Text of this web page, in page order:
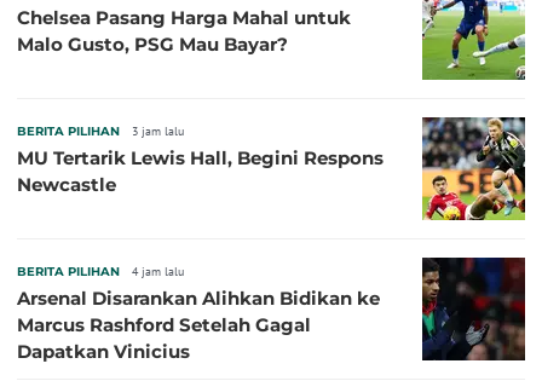
Chelsea Pasang Harga Mahal untuk
Malo Gusto, PSG Mau Bayar?
BERITA PILIHAN 3 jam lalu
MU Tertarik Lewis Hall, Begini Respons
Newcastle
BERITA PILIHAN 4 jam lalu
Arsenal Disarankan Alihkan Bidikan ke
Marcus Rashford Setelah Gagal
Dapatkan Vinicius